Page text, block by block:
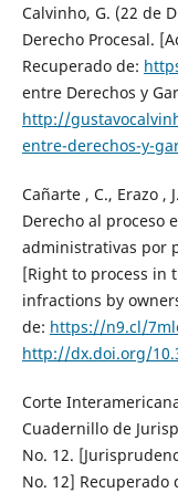
Calvinho, G. (22 de
Derecho Procesal.
Recuperado de:
entre Derechos y
http://
entre-derechos-y-
Cañarte , C., Erazo ,
Derecho al proceso
administrativas por
[Right to process in
infractions by
de: https://n9.cl/
http://dx.doi.org/
Corte
Cuadernillo de
No. 12.
No. 12] Recuperado